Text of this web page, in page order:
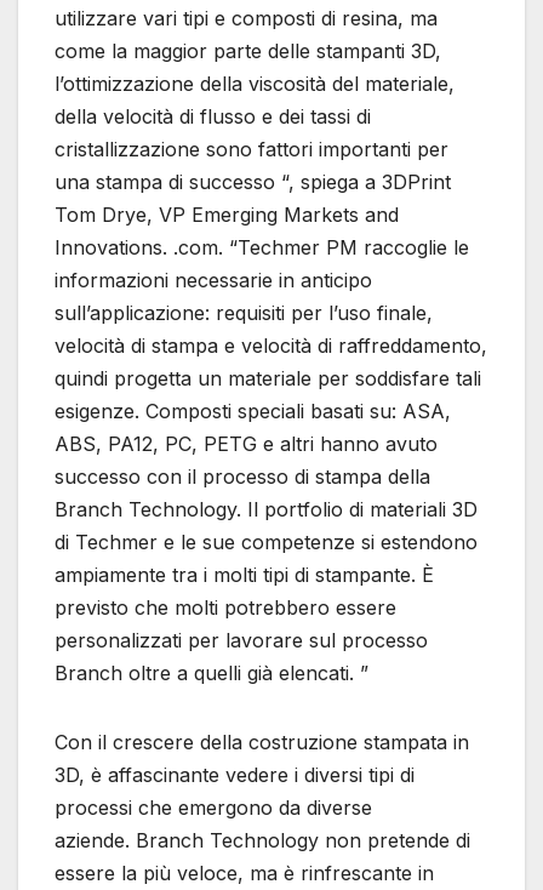
utilizzare vari tipi e composti di resina, ma
come la maggior parte delle stampanti 3D,
l’ottimizzazione della viscosità del materiale,
della velocità di flusso e dei tassi di
cristallizzazione sono fattori importanti per
una stampa di successo “, spiega a 3DPrint
Tom Drye, VP Emerging Markets and
Innovations. .com. “Techmer PM raccoglie le
informazioni necessarie in anticipo
sull’applicazione: requisiti per l’uso finale,
velocità di stampa e velocità di raffreddamento,
quindi progetta un materiale per soddisfare tali
esigenze. Composti speciali basati su: ASA,
ABS, PA12, PC, PETG e altri hanno avuto
successo con il processo di stampa della
Branch Technology. Il portfolio di materiali 3D
di Techmer e le sue competenze si estendono
ampiamente tra i molti tipi di stampante. È
previsto che molti potrebbero essere
personalizzati per lavorare sul processo
Branch oltre a quelli già elencati. ”
Con il crescere della costruzione stampata in
3D, è affascinante vedere i diversi tipi di
processi che emergono da diverse
aziende. Branch Technology non pretende di
essere la più veloce, ma è rinfrescante in